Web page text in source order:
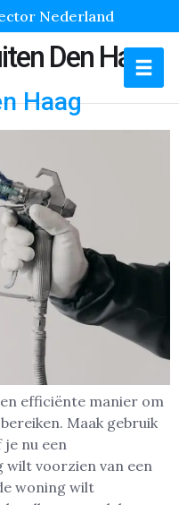
Nederland
Den Haag
Haag
efficiënte manier om
Maak gebruik
nu een
wilt voorzien van een
woning wilt